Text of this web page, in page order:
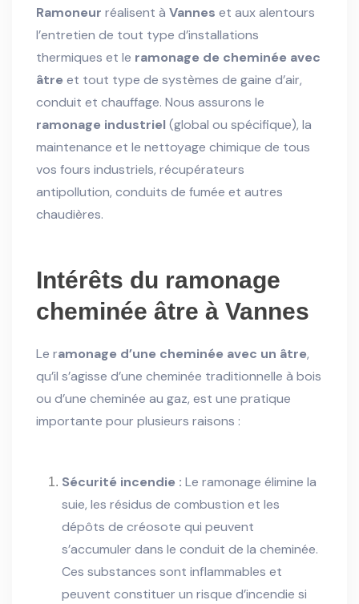
Ramoneur réalisent à Vannes et aux alentours
l’entretien de tout type d’installations
thermiques et le ramonage de cheminée avec
âtre et tout type de systèmes de gaine d’air,
conduit et chauffage. Nous assurons le
ramonage industriel(global ou spécifique), la
maintenance et le nettoyage chimique de tous
vos fours industriels, récupérateurs
antipollution, conduits de fumée et autres
chaudières.
Intérêts du ramonage
cheminée âtre à Vannes
Le ramonage d’une cheminée avec un âtre,
qu’il s’agisse d’une cheminée traditionnelle à bois
ou d’une cheminée au gaz, est une pratique
importante pour plusieurs raisons :
Sécurité incendie : Le ramonage élimine la
suie, les résidus de combustion et les
dépôts de créosote qui peuvent
s’accumuler dans le conduit de la cheminée.
Ces substances sont inflammables et
peuvent constituer un risque d’incendie si